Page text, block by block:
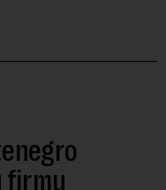
firmu